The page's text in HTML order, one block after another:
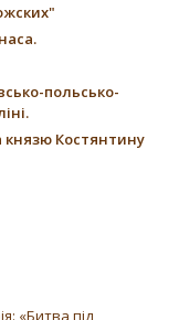
польсько-
князю Костянтину
«Битва під